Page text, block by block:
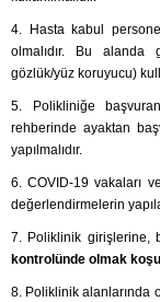
4. Hasta kabul
olmalıdır. Bu alanda
gözlük/yüz koruyucu)
5. Polikliniğe
rehberinde ayaktan
yapılmalıdır.
6. COVID-19 vakaları
değerlendirmelerin
7. Poliklinik girişlerine,
kontrolünde olmak
8. Poliklinik alanlarında